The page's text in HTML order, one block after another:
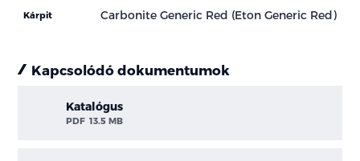
Kárpit Carbonite Generic Red (Eton Generic Red)
Kapcsolódó dokumentumok
Katalógus
PDF 13.5 MB